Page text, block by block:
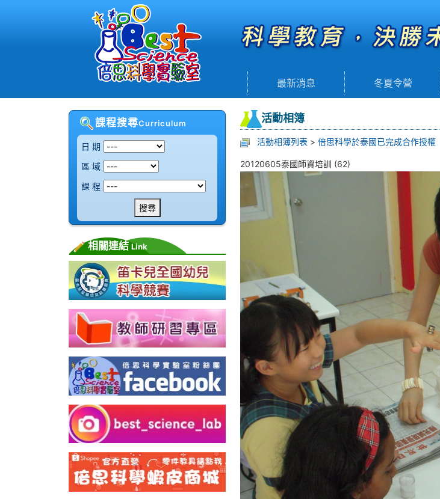
最新消息 冬夏令營
活動相簿
活動相簿列表 > 倍思科學於泰國已完成合作授權
20120605泰國師資培訓 (62)
課程搜尋Curriculum
日 期
區 域
課 程
搜尋
相關連結Link